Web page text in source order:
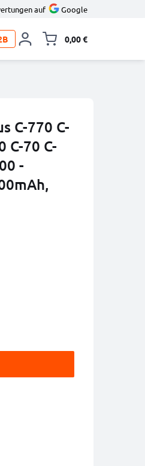
auf Google
0,00 €
C-770 C-
C-70 C-
-